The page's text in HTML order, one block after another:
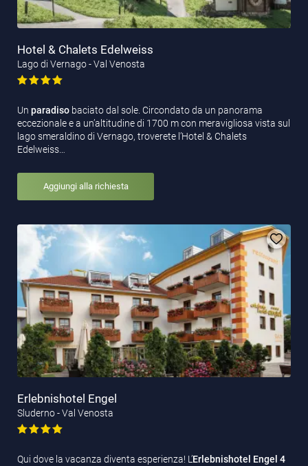
Hotel & Chalets Edelweiss
Lago di Vernago - Val Venosta
Un paradiso baciato dal sole. Circondato da un panorama
eccezionale e a un’altitudine di 1700 m con meravigliosa vista sul
lago smeraldino di Vernago, troverete l’Hotel & Chalets
Edelweiss…
Aggiungi alla richiesta
Erlebnishotel Engel
Sluderno - Val Venosta
Qui dove la vacanza diventa esperienza! L’Erlebnishotel Engel 4